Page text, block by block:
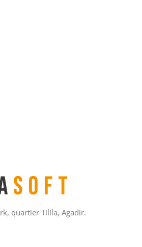
quartier Tilila, Agadir.